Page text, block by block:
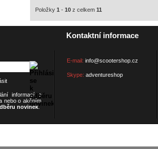
Položky 1 - 10 z celkem 11
informací o
nebo o akčním
novinek.
Kontaktní informace
E-mail: info@scootershop.cz
Skype: adventureshop